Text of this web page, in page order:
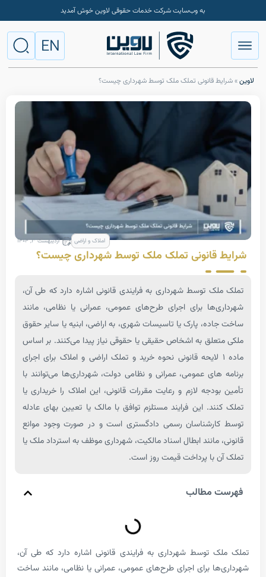
به وب‌سایت شرکت خدمات حقوقی لاوین خوش آمدید
قانونی تملک ملک توسط شهرداری چیست؟
املاک و اراضی اردیبهشت ۳, ۱۴۰۴
قانونی تملک ملک توسط شهرداری چیست؟
توسط شهرداری به فرایندی قانونی اشاره دارد که طی آن،
برای اجرای طرح‌های عمومی، عمرانی یا نظامی، مانند
پارک یا تاسیسات شهری، به اراضی، ابنیه یا سایر حقوق
به اشخاص حقیقی یا حقوقی نیاز پیدا می‌کنند. بر اساس
۱ لایحه قانونی نحوه خرید و تملک اراضی و املاک برای اجرای
های عمومی، عمرانی و نظامی دولت، شهرداری‌ها می‌توانند با
لازم و رعایت مقررات قانونی، این املاک را خریداری یا
این فرایند مستلزم توافق با مالک یا تعیین بهای عادله
رسمی دادگستری است و در صورت وجود موانع
مانند ابطال اسناد مالکیت، شهرداری موظف به استرداد ملک یا
با پرداخت قیمت روز است.
مطالب
توسط شهرداری به فرایندی قانونی اشاره دارد که طی آن،
برای اجرای طرح‌های عمومی، عمرانی یا نظامی، مانند ساخت